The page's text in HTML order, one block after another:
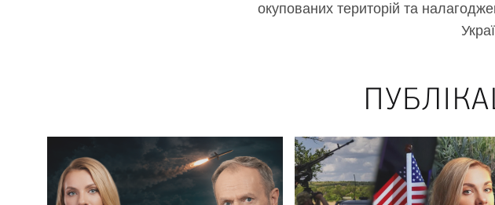
окупованих територій та